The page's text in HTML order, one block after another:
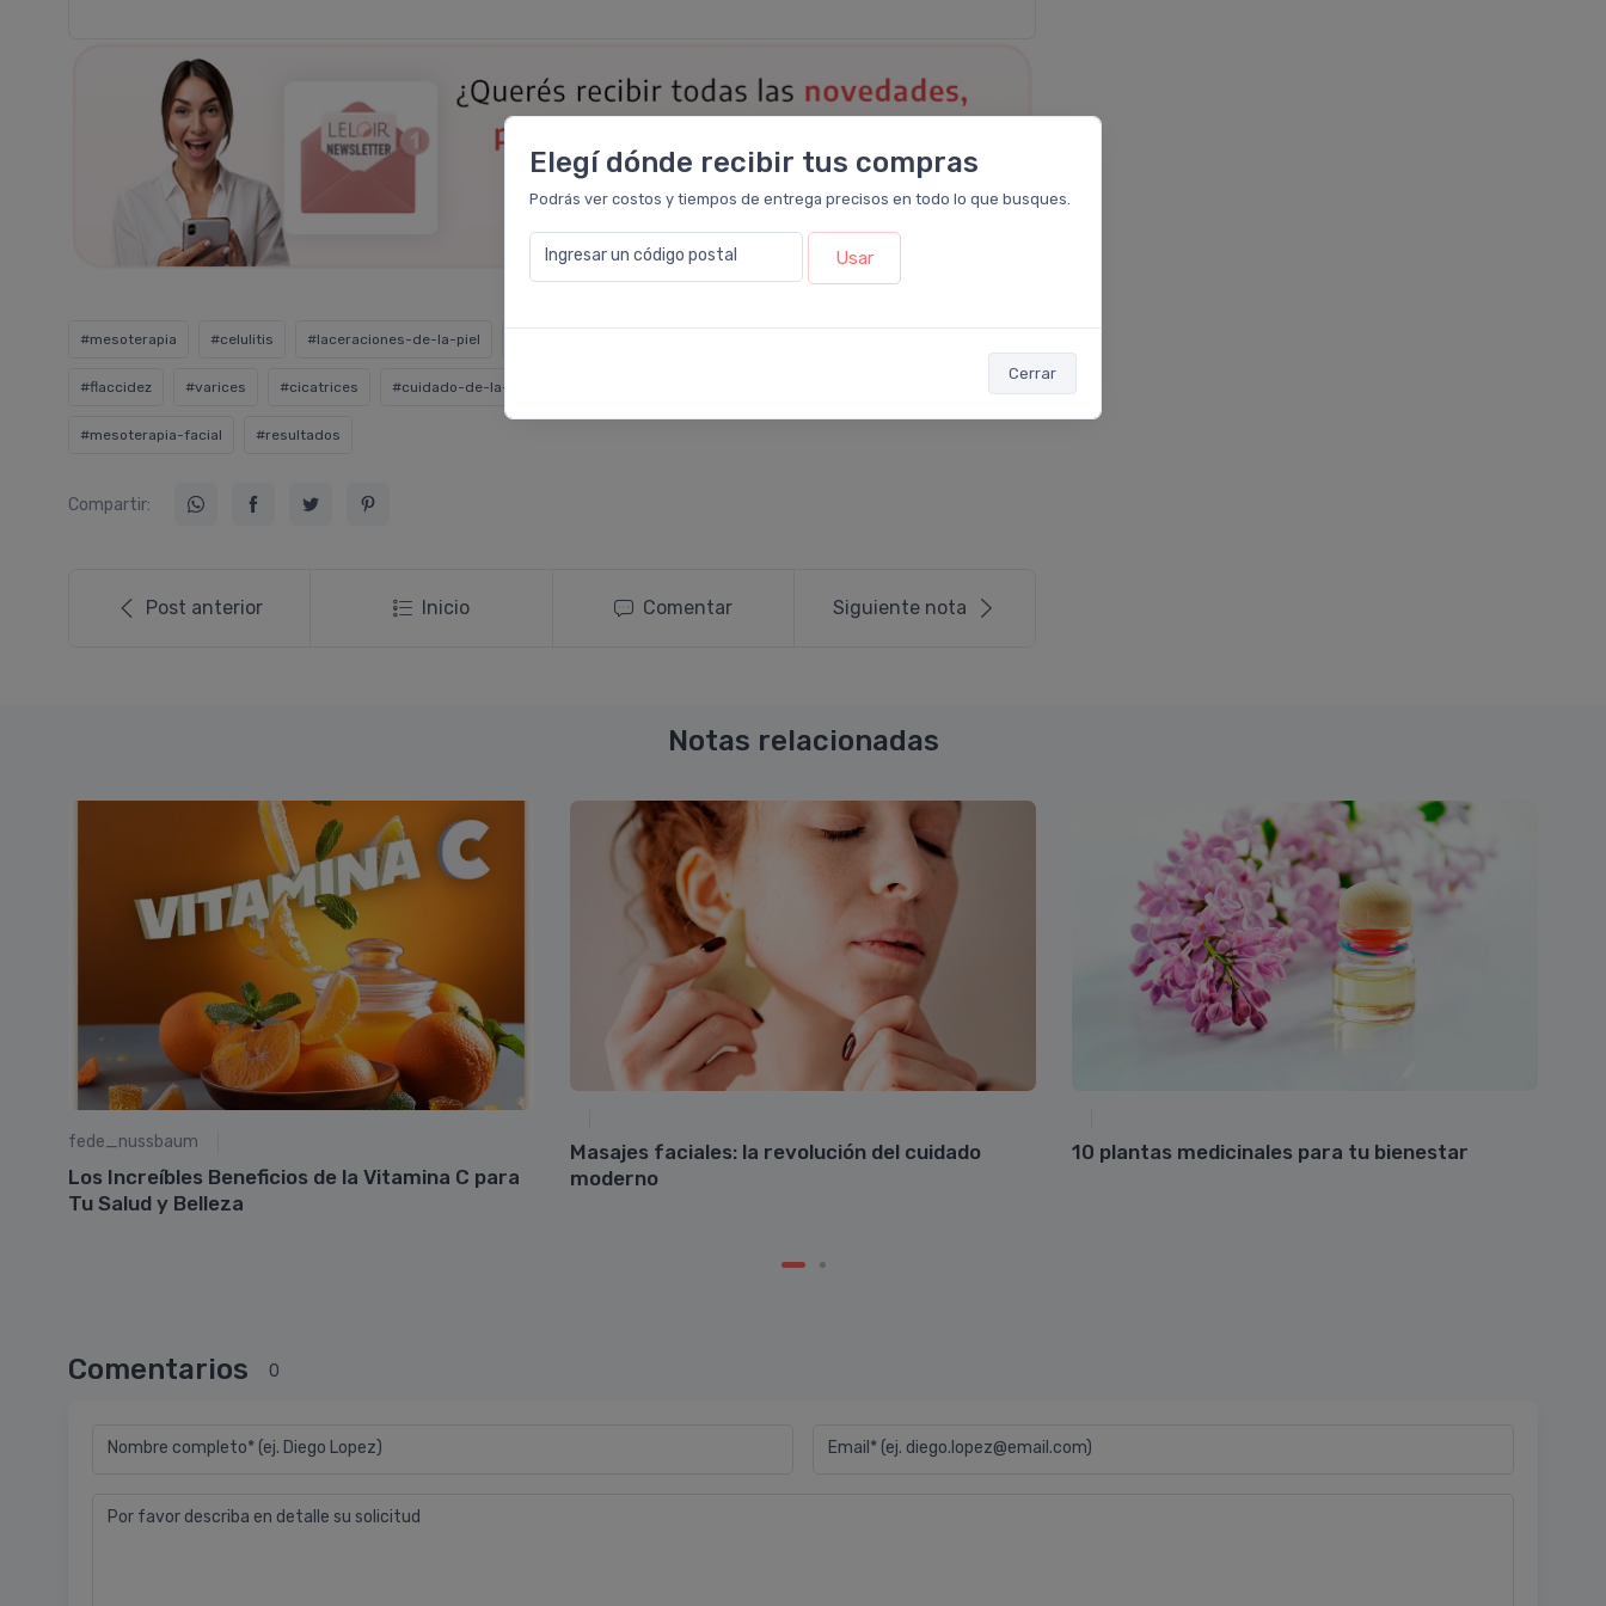
Elegí dónde recibir tus compras
Podrás ver costos y tiempos de entrega precisos en todo lo que busques.
Ingresar un código postal Usar
Cerrar
#mesoterapia #celulitis #laceraciones-de-la-piel
#flaccidez #varices #cicatrices #cuidado-de-la-piel
#mesoterapia-facial #resultados
Compartir:
Post anterior Inicio Comentar Siguiente nota
Notas relacionadas
fede_nussbaum
Los Increíbles Beneficios de la Vitamina C para
Tu Salud y Belleza
Masajes faciales: la revolución del cuidado
moderno
10 plantas medicinales para tu bienestar
Comentarios 0
Nombre completo* (ej. Diego Lopez) Email* (ej. diego.lopez@email.com)
Por favor describa en detalle su solicitud